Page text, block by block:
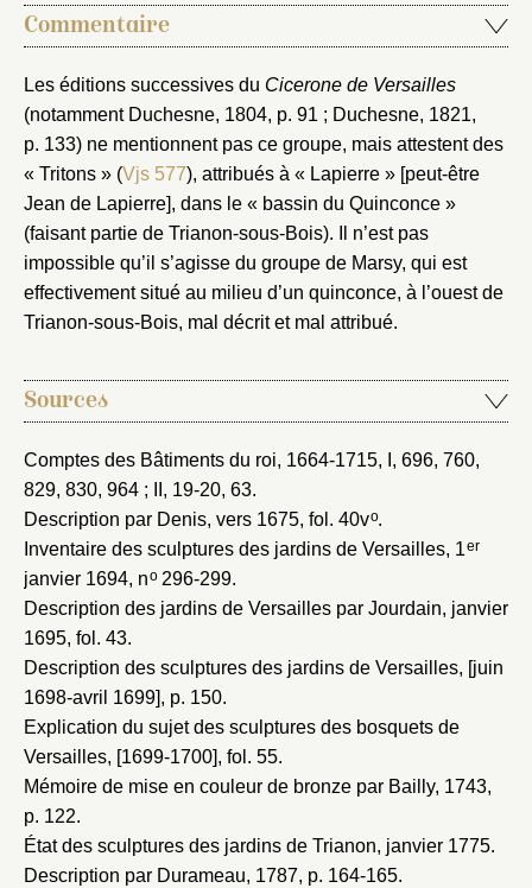
Commentaire
Les éditions successives du Cicerone de Versailles
(notamment Duchesne, 1804, p. 91 ; Duchesne, 1821,
p. 133) ne mentionnent pas ce groupe, mais attestent des
« Tritons » (Vjs 577), attribués à « Lapierre » [peut-être
Jean de Lapierre], dans le « bassin du Quinconce »
(faisant partie de Trianon-sous-Bois). Il n’est pas
impossible qu’il s’agisse du groupe de Marsy, qui est
effectivement situé au milieu d’un quinconce, à l’ouest de
Trianon-sous-Bois, mal décrit et mal attribué.
Sources
Comptes des Bâtiments du roi, 1664-1715, I, 696, 760,
829, 830, 964 ; II, 19-20, 63.
Description par Denis, vers 1675, fol. 40vo.
Inventaire des sculptures des jardins de Versailles, 1er
janvier 1694, no296-299.
Description des jardins de Versailles par Jourdain, janvier
1695, fol. 43.
Description des sculptures des jardins de Versailles, [juin
1698-avril 1699], p. 150.
Explication du sujet des sculptures des bosquets de
Versailles, [1699-1700], fol. 55.
Mémoire de mise en couleur de bronze par Bailly, 1743,
p. 122.
État des sculptures des jardins de Trianon, janvier 1775.
Description par Durameau, 1787, p. 164-165.
Nouveau dossier
Créer et ajouter
Envoyer
Vous avez oublié votre mot de passe ?
Cliquez ici